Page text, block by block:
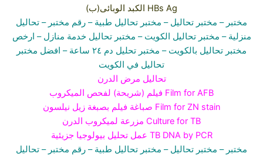
الكبد الوبائى(ب) HBs Ag
مختبر – مختبر تحاليل – مختبر تحاليل طبية – رقم مختبر – تحاليل
منزلية – مختبر تحاليل الكويت– مختبر تحاليل خدمة منازل – ارخص
مختبر تحاليل بالكويت – مختبر تحليل دم ٢٤ ساعة
– افضل مختبر
تحاليل في الكويت
تحاليل مرض الدرن
فيلم (شريحة) لفحص الميكروب Film for AFB
صباغة فيلم بصبغة زيل نيلسون Film for ZN stain
مزرعة لميكروب الدرن Culture for TB
عمل تحليل بيولوجيا جزيئية TB DNA by PCR
مختبر – مختبر تحاليل – مختبر تحاليل طبية – رقم مختبر – تحاليل